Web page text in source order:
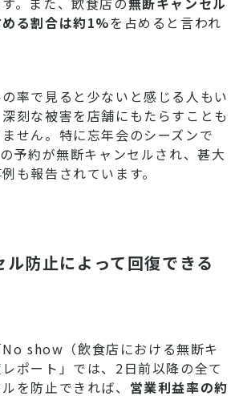
る割合は約1%を占めると言われ
率で見ると少ないと感じる人もい
刻な被害を店舗にもたらすことも
せん。特に忘年会のシーズンで
予約が無断キャンセルされ、甚大
も報告されています。
ル防止によって回復できる
show（飲食店における無断キ
ポート」では、2日前以降の全て
を防止できれば、 営業利益率の約